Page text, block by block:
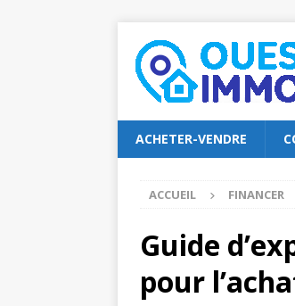
ACHETER-VENDRE
ACCUEIL FINANCER
Guide
pour